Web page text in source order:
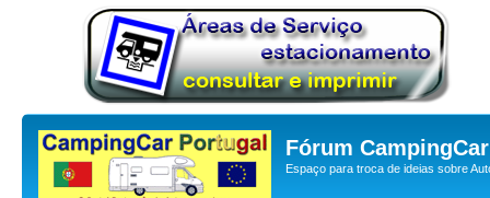
Fórum
Espaço para troca de ideias sobre